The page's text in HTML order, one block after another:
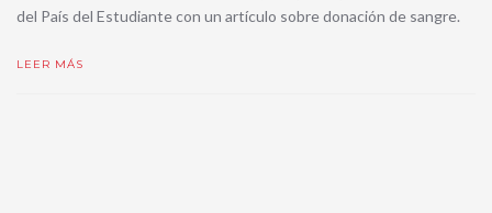
del País del Estudiante con un artículo sobre donación de sangre.
LEER MÁS